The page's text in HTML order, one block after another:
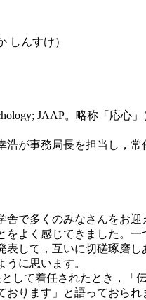
しんすけ）
JAAP。略称「応
が事務局長を担当し，
で多くのみなさんをお
よく感じてきました。
して，互いに切磋琢磨
に思います。
して着任されたとき，「
ります」と語っておら